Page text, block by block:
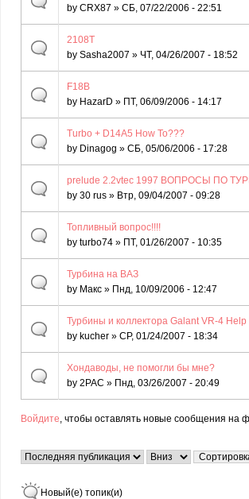
by CRX87 » СБ, 07/22/2006 - 22:51
2108T
by Sasha2007 » ЧТ, 04/26/2007 - 18:52
F18B
by HazarD » ПТ, 06/09/2006 - 14:17
Turbo + D14A5 How To???
by Dinagog » СБ, 05/06/2006 - 17:28
prelude 2.2vtec 1997 ВОПРОСЫ ПО
by 30 rus » Втр, 09/04/2007 - 09:28
Топливный вопрос!!!!
by turbo74 » ПТ, 01/26/2007 - 10:35
Турбина на ВАЗ
by Макс » Пнд, 10/09/2006 - 12:47
Турбины и коллектора Galant VR-4 Help
by kucher » СР, 01/24/2007 - 18:34
Хондаводы, не помогли бы мне?
by 2PAC » Пнд, 03/26/2007 - 20:49
Войдите, чтобы оставлять новые сообщения на
Страницы
Сортировка по Сортировка
Новый(е) топик(и)